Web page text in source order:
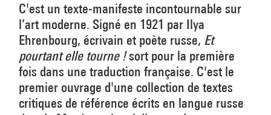
C'est un texte-manifeste incontournable sur
l’art moderne. Signé en 1921 par Ilya
Ehrenbourg, écrivain et poète russe, Et
pourtant elle tourne !sort pour la première
fois dans une traduction française. C'est le
premier ouvrage d'une collection de textes
critiques de référence écrits en langue russe